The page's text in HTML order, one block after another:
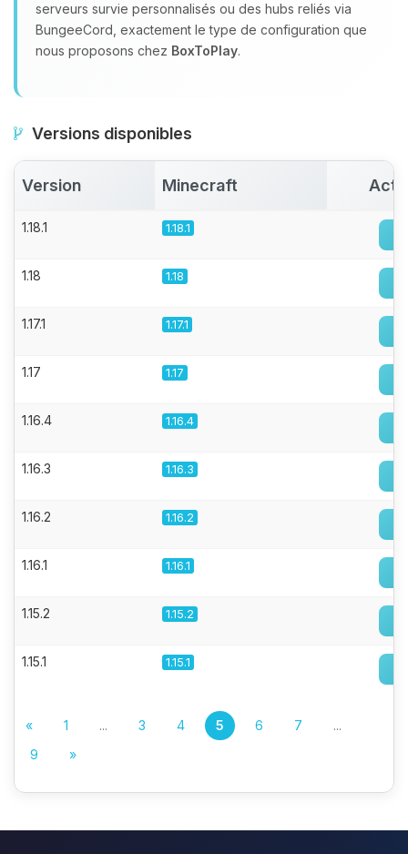
serveurs survie personnalisés ou des hubs reliés via
BungeeCord, exactement le type de configuration que
nous proposons chez BoxToPlay.
Versions disponibles
Version Minecraft
1.18.1 1.18.1
1.18 1.18
1.17.1 1.17.1
1.17 1.17
1.16.4 1.16.4
1.16.3 1.16.3
1.16.2 1.16.2
1.16.1 1.16.1
1.15.2 1.15.2
1.15.1 1.15.1
« 1 ... 3 4 5 6 7
...
9
»